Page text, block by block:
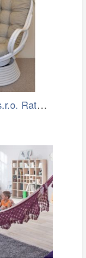
Axin Trading s.r.o. Ratanové houpací…